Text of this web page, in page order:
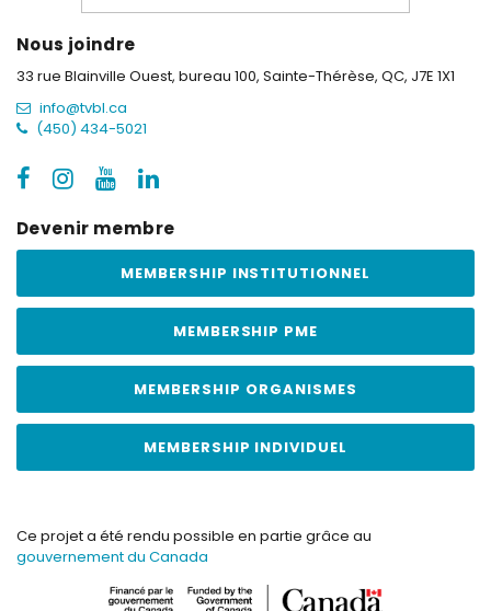
Nous joindre
33 rue Blainville Ouest, bureau 100, Sainte-Thérèse, QC, J7E 1X1
info@tvbl.ca
(450) 434-5021
Devenir membre
MEMBERSHIP INSTITUTIONNEL
MEMBERSHIP PME
MEMBERSHIP ORGANISMES
MEMBERSHIP INDIVIDUEL
Ce projet a été rendu possible en partie grâce au
gouvernement du Canada